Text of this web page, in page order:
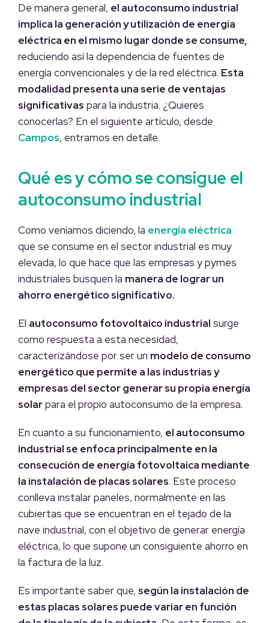
De manera general, el autoconsumo industrial
implica la generación y utilización de energía
eléctrica en el mismo lugar donde se consume,
reduciendo así la dependencia de fuentes de
energía convencionales y de la red eléctrica. Esta
modalidad presenta una serie de ventajas
significativas para la industria. ¿Quieres
conocerlas? En el siguiente artículo, desde
Campos, entramos en detalle.
Qué es y cómo se consigue el
autoconsumo industrial
Como veníamos diciendo, la energía eléctrica
que se consume en el sector industrial es muy
elevada, lo que hace que las empresas y pymes
industriales busquen la manera de lograr un
ahorro energético significativo.
El autoconsumo fotovoltaico industrial surge
como respuesta a esta necesidad,
caracterizándose por ser un modelo de consumo
energético que permite a las industrias y
empresas del sector generar su propia energía
solarpara el propio autoconsumo de la empresa.
En cuanto a su funcionamiento, el autoconsumo
industrial se enfoca principalmente en la
consecución de energía fotovoltaica mediante
la instalación de placas solares. Este proceso
conlleva instalar paneles, normalmente en las
cubiertas que se encuentran en el tejado de la
nave industrial, con el objetivo de generar energía
eléctrica, lo que supone un consiguiente ahorro en
la factura de la luz.
Es importante saber que, según la instalación de
estas placas solares puede variar en función